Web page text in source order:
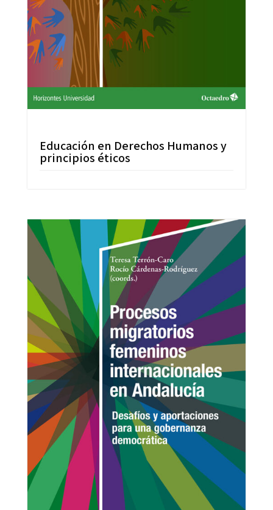
Educación en Derechos Humanos y
principios éticos